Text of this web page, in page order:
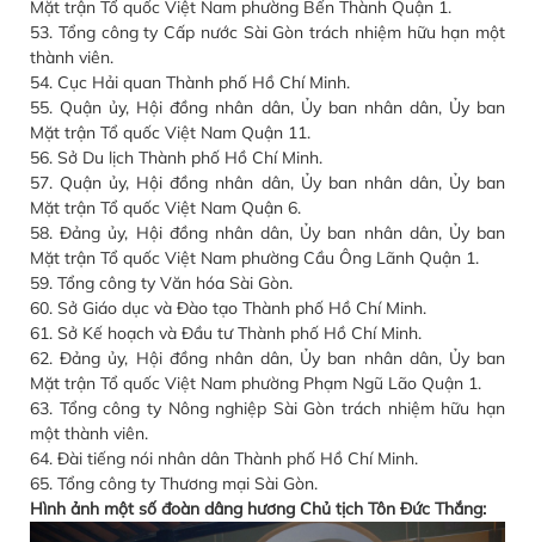
Mặt trận Tổ quốc Việt Nam phường Bến Thành Quận 1.
53. Tổng công ty Cấp nước Sài Gòn trách nhiệm hữu hạn một
thành viên.
54. Cục Hải quan Thành phố Hồ Chí Minh.
55. Quận ủy, Hội đồng nhân dân, Ủy ban nhân dân, Ủy ban
Mặt trận Tổ quốc Việt Nam Quận 11.
56. Sở Du lịch Thành phố Hồ Chí Minh.
57. Quận ủy, Hội đồng nhân dân, Ủy ban nhân dân, Ủy ban
Mặt trận Tổ quốc Việt Nam Quận 6.
58. Đảng ủy, Hội đồng nhân dân, Ủy ban nhân dân, Ủy ban
Mặt trận Tổ quốc Việt Nam phường Cầu Ông Lãnh Quận 1.
59. Tổng công ty Văn hóa Sài Gòn.
60. Sở Giáo dục và Đào tạo Thành phố Hồ Chí Minh.
61. Sở Kế hoạch và Đầu tư Thành phố Hồ Chí Minh.
62. Đảng ủy, Hội đồng nhân dân, Ủy ban nhân dân, Ủy ban
Mặt trận Tổ quốc Việt Nam phường Phạm Ngũ Lão Quận 1.
63. Tổng công ty Nông nghiệp Sài Gòn trách nhiệm hữu hạn
một thành viên.
64. Đài tiếng nói nhân dân Thành phố Hồ Chí Minh.
65. Tổng công ty Thương mại Sài Gòn.
Hình ảnh một số đoàn dâng hương Chủ tịch Tôn Đức Thắng: